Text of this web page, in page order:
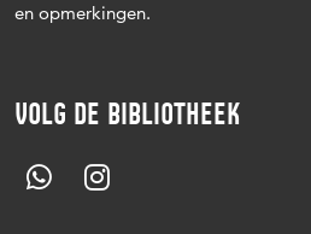
en opmerkingen.
VOLG DE BIBLIOTHEEK